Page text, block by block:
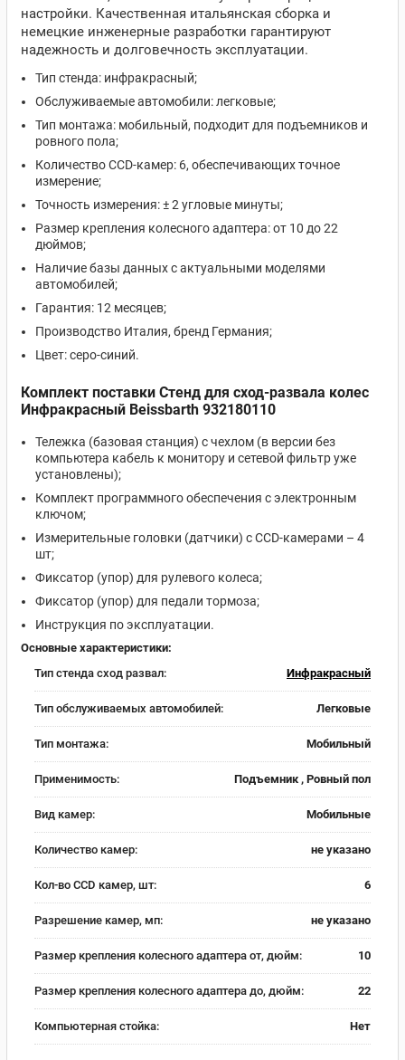
настройки. Качественная итальянская сборка и
немецкие инженерные разработки гарантируют
надежность и долговечность эксплуатации.
Тип стенда: инфракрасный;
Обслуживаемые автомобили: легковые;
Тип монтажа: мобильный, подходит для подъемников и
ровного пола;
Количество CCD-камер: 6, обеспечивающих точное
измерение;
Точность измерения: ± 2 угловые минуты;
Размер крепления колесного адаптера: от 10 до 22
дюймов;
Наличие базы данных с актуальными моделями
автомобилей;
Гарантия: 12 месяцев;
Производство Италия, бренд Германия;
Цвет: серо-синий.
Комплект поставки Стенд для сход-развала колес
Инфракрасный Beissbarth 932180110
Тележка (базовая станция) с чехлом (в версии без
компьютера кабель к монитору и сетевой фильтр уже
установлены);
Комплект программного обеспечения с электронным
ключом;
Измерительные головки (датчики) с CCD-камерами – 4
шт;
Фиксатор (упор) для рулевого колеса;
Фиксатор (упор) для педали тормоза;
Инструкция по эксплуатации.
Основные характеристики:
Тип стенда сход развал:
Инфракрасный
Тип обслуживаемых автомобилей: Легковые
Тип монтажа: Мобильный
Применимость: Подъемник , Ровный пол
Вид камер: Мобильные
Количество камер: не указано
Кол-во CCD камер, шт: 6
Разрешение камер, мп: не указано
Размер крепления колесного адаптера от, дюйм: 10
Размер крепления колесного адаптера до, дюйм: 22
Компьютерная стойка: Нет